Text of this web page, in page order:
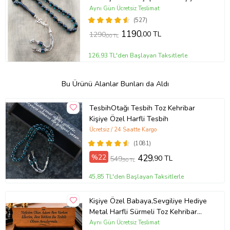
Özel İsimli Tesbih
(527)
Aynı Gün Ücretsiz Teslimat
1290,00 TL 1190,00 TL
126,93 TL'den Başlayan Taksitlerle
Bu Ürünü Alanlar Bunları da Aldı
TesbihOtağı Tesbih Toz Kehribar
Kişiye Özel Harfli Tesbih
(1081)
Ücretsiz / 24 Saatte Kargo
%22 549,90 TL 429,90 TL
45,85 TL'den Başlayan Taksitlerle
Kişiye Özel Babaya,Sevgiliye Hediye
Metal Harfli Sürmeli Toz Kehribar
Tesbih [ 5 Renk ] (Mavi)
Aynı Gün Ücretsiz Teslimat